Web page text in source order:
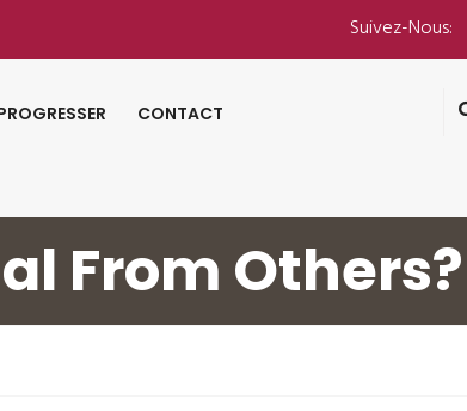
Suivez-Nous:
CONTACT
From Others?